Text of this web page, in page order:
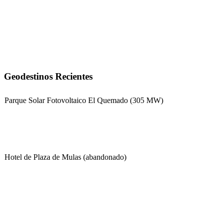
Geodestinos Recientes
Parque Solar Fotovoltaico El Quemado (305 MW)
Hotel de Plaza de Mulas (abandonado)